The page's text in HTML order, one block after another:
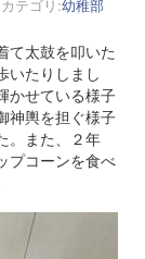
カテゴリ:幼稚部
て太鼓を叩いた
いたりしまし
かせている様子
神輿を担ぐ様子
。また、２年
プコーンを食べ